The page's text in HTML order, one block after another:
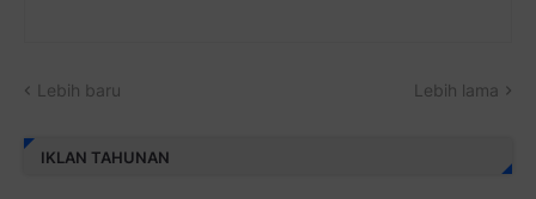
Lebih baru Lebih lama
IKLAN TAHUNAN